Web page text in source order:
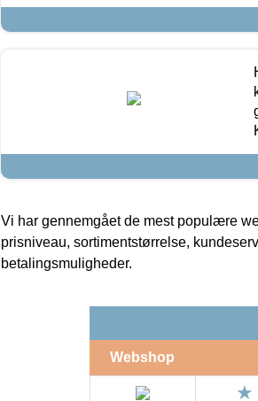
Vi har gennemgået de mest populære
prisniveau, sortimentstørrelse,
betalingsmuligheder.
Webshop